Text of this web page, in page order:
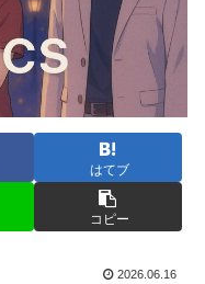
はてブ
コピー
2026.06.16